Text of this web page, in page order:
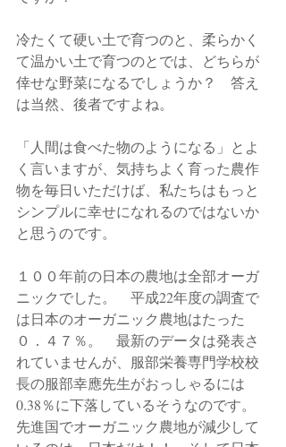
冷たくて硬い土で育つのと、柔らかく
て温かい土で育つのとでは、どちらが
倖せな野菜になるでしょうか？　答え
は当然、後者ですよね。
「人間は食べた物のようになる」とよ
く言いますが、気持ちよく育った農作
物を毎日いただけば、私たちはもっと
シンプルに幸せになれるのではないか
と思うのです。
１００年前の日本の農地は全部オーガ
ニックでした。　平成22年度の調査で
は日本のオーガニック農地はたった
０．４７％。　最新のデータは発表さ
れていませんが、服部栄養専門学校校
長の服部幸應先生がおっしゃるには
0.38％に下落しているそうなのです。
先進国でオーガニック農地が減少して